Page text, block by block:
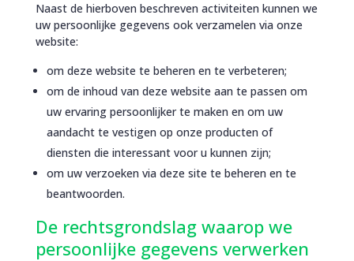
Naast de hierboven beschreven activiteiten kunnen we
uw persoonlijke gegevens ook verzamelen via onze
website:
om deze website te beheren en te verbeteren;
om de inhoud van deze website aan te passen om
uw ervaring persoonlijker te maken en om uw
aandacht te vestigen op onze producten of
diensten die interessant voor u kunnen zijn;
om uw verzoeken via deze site te beheren en te
beantwoorden.
De rechtsgrondslag waarop we
persoonlijke gegevens verwerken